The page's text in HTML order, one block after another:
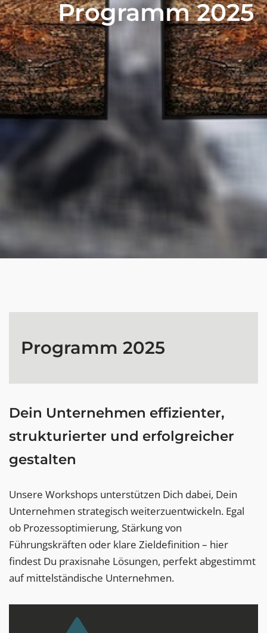
Programm 2025
Programm 2025
Dein Unternehmen effizienter,
strukturierter und erfolgreicher
gestalten
Unsere Workshops unterstützen Dich dabei, Dein
Unternehmen strategisch weiterzuentwickeln. Egal
ob Prozessoptimierung, Stärkung von
Führungskräften oder klare Zieldefinition – hier
findest Du praxisnahe Lösungen, perfekt abgestimmt
auf mittelständische Unternehmen.